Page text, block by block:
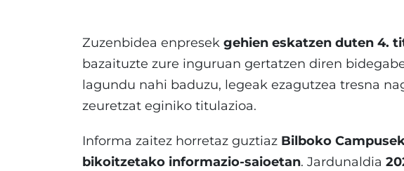
Zuzenbidea enpresek gehien eskatzen duten 4.
bazaituzte zure inguruan gertatzen diren
lagundu nahi baduzu, legeak ezagutzea tresna
zeuretzat eginiko titulazioa.
Informa zaitez horretaz guztiaz Bilboko
bikoitzetako informazio-saioetan. Jardunaldia